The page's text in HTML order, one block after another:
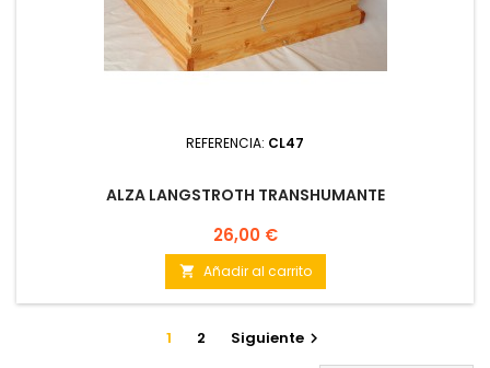
REFERENCIA: CL47
ALZA LANGSTROTH TRANSHUMANTE
Precio
26,00 €
 Añadir al carrito
1 2 Siguiente 